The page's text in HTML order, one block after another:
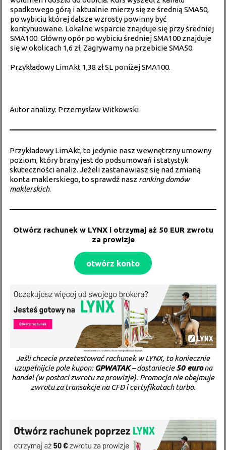
spadkowego górą i aktualnie mierzy się ze średnią SMA50,
po wybiciu której dalsze wzrosty powinny być
kontynuowane. Lokalne wsparcie znajduje się przy średniej
SMA100. Główny opór po wybiciu średniej SMA100 znajduje
się w okolicach 1,6 zł. Zagrywamy na przebicie SMA50.
Przykładowy LimAkt 1,38 zł SL poniżej SMA100.
Autor analizy: Przemysław Witkowski
Przykładowy LimAkt, to jedynie nasz wewnętrzny umowny
poziom, który brany jest do podsumowań i statystyk
skuteczności analiz. Jeżeli zastanawiasz się nad zmianą
konta maklerskiego, to sprawdź nasz ranking domów
maklerskich.
Otwórz rachunek w LYNXi otrzymaj aż 50 EUR zwrotu
za prowizje
otwórz konto
Jeśli chcecie przetestować rachunek w LYNX, to koniecznie
uzupełnijcie pole kupon:GPWATAK– dostaniecie50 eurona
handel (w postaci zwrotu za prowizje). Promocja nie obejmuje
zwrotu za transakcje na CFD i certyfikatach turbo.